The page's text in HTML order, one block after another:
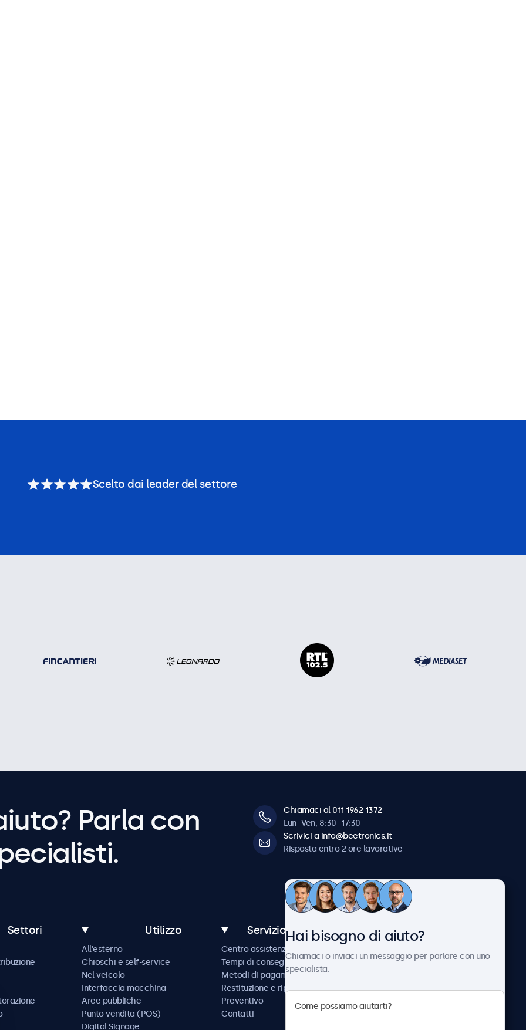
Scelto dai leader del settore
Parla con
Chiamaci al 011 1962 1372
Lun–Ven, 8:30–17:30
Scrivici a info@beetronics.it
Risposta entro 2 ore lavorative
Settori Utilizzo
All'esterno
Chioschi e self-service
Nel veicolo
Interfaccia macchina
Aree pubbliche
Punto vendita (POS)
Digital Signage
Servizio Clienti
Centro assistenza
Tempi di consegna
Metodi di pagamento
Restituzione e riparazione
Preventivo
Contatti
Chi siamo
Notizie e aggiornamenti
Beetronics
Lavora con noi
Hai bisogno di aiuto?
Chiamaci o inviaci un messaggio per parlare con uno
specialista.